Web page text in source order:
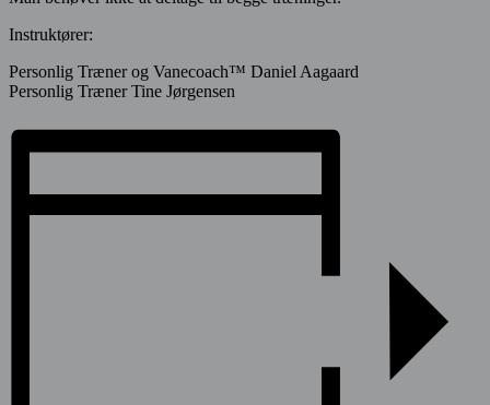
Instruktører:
Personlig Træner og Vanecoach™ Daniel Aagaard
Personlig Træner Tine Jørgensen